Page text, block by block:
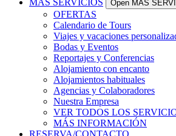
MÁS SERVICIOS
Open MÁS
OFERTAS
Calendario de Tours
Viajes y vacaciones
Bodas y Eventos
Reportajes y Conferencias
Alojamiento con encanto
Alojamientos habituales
Agencias y Colaboradores
Nuestra Empresa
VER TODOS LOS
MÁS INFORMACIÓN
RESERVA/CONTACTO